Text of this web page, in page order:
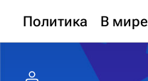
Политика В мире